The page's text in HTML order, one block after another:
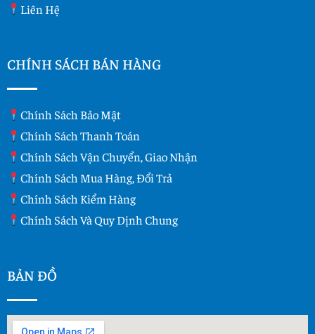
Liên Hệ
CHÍNH SÁCH BÁN HÀNG
Chính Sách Bảo Mật
Chính Sách Thanh Toán
Chính Sách Vận Chuyển, Giao Nhận
Chính Sách Mua Hàng, Đổi Trả
Chính Sách Kiểm Hàng
Chính Sách Và Quy Dịnh Chung
BẢN ĐỒ